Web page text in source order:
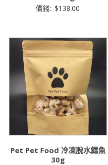
價錢: $138.00
Pet Pet Food 冷凍脫水鱈魚
30g